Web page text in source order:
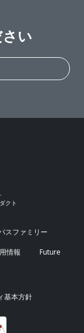
い
クト
スファミリー
情報
Future
基本方針